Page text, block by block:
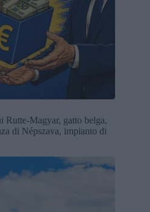
Rutte-Magyar, gatto belga,
di Népszava, impianto di